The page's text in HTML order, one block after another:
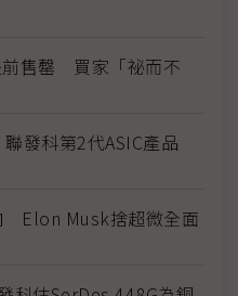
售罄 買家「祕而不
發科第2代ASIC產品
Elon Musk捨超微全面